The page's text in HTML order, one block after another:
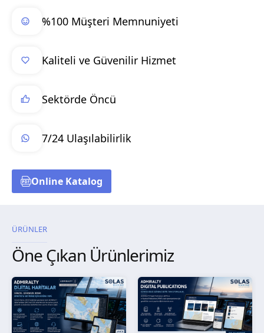
%100 Müşteri Memnuniyeti
Kaliteli ve Güvenilir Hizmet
Sektörde Öncü
7/24 Ulaşılabilirlik
Online Katalog
ÜRÜNLER
Öne Çıkan Ürünlerimiz